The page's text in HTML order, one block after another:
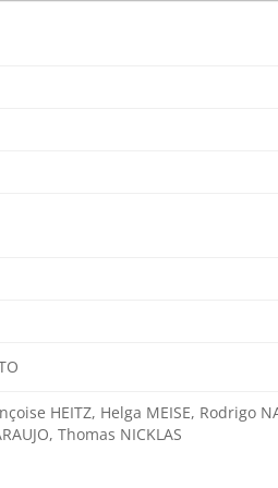
HEITZ, Helga MEISE, Rodrigo
Thomas NICKLAS